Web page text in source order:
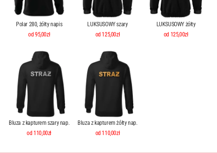
Polar 280, żółty napis
od 95,00zł
LUKSUSOWY szary
od 125,00zł
LUKSUSOWY żółty
od 125,00zł
Bluza z kapturem szary nap.
od 110,00zł
Bluza z kapturem żółty nap.
od 110,00zł